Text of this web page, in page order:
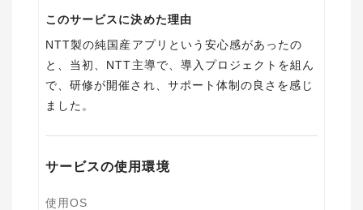
このサービスに決めた理由
NTT製の純国産アプリという安心感があったの
と、当初、NTT主導で、導入プロジェクトを組ん
で、研修が開催され、サポート体制の良さを感じ
サービスの使用環境
使用OS